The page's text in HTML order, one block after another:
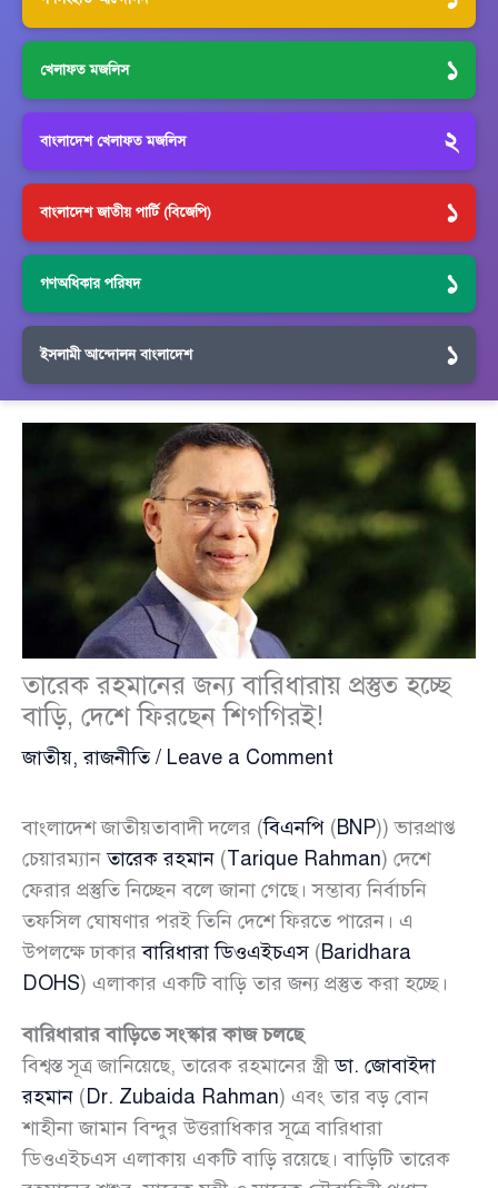
খেলাফত মজলিস ১
বাংলাদেশ খেলাফত মজলিস ২
বাংলাদেশ জাতীয় পার্টি (বিজেপি) ১
গণঅধিকার পরিষদ ১
ইসলামী আন্দোলন বাংলাদেশ ১
তারেক রহমানের জন্য বারিধারায় প্রস্তুত হচ্ছে
বাড়ি, দেশে ফিরছেন শিগগিরই!
জাতীয়,রাজনীতি/ Leave a Comment
বাংলাদেশ জাতীয়তাবাদী দলের (বিএনপি (BNP)) ভারপ্রাপ্ত
চেয়ারম্যানতারেক রহমান (Tarique Rahman) দেশে
ফেরার প্রস্তুতি নিচ্ছেন বলে জানা গেছে। সম্ভাব্য নির্বাচনি
তফসিল ঘোষণার পরই তিনি দেশে ফিরতে পারেন। এ
উপলক্ষে ঢাকারবারিধারা ডিওএইচএস(Baridhara
DOHS) এলাকার একটি বাড়ি তার জন্য প্রস্তুত করা হচ্ছে।
বারিধারার বাড়িতে সংস্কার কাজ চলছে
বিশ্বস্ত সূত্র জানিয়েছে, তারেক রহমানের স্ত্রীডা. জোবাইদা
রহমান (Dr. Zubaida Rahman) এবং তার বড় বোন
শাহীনা জামান বিন্দুর উত্তরাধিকার সূত্রে বারিধারা
ডিওএইচএস এলাকায় একটি বাড়ি রয়েছে। বাড়িটি তারেক